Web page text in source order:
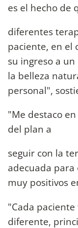
es el hecho de
diferentes
paciente, en el
su ingreso a
la belleza
personal",
"Me destaco
del plan a
seguir con la
adecuada para
muy positivos
"Cada
diferente,